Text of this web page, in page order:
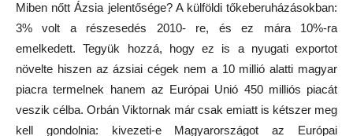
Miben nőtt Ázsia jelentősége? A külföldi tőkeberuházásokban:
3% volt a részesedés 2010- re, és ez mára 10%-ra
emelkedett. Tegyük hozzá, hogy ez is a nyugati exportot
növelte hiszen az ázsiai cégek nem a 10 millió alatti magyar
piacra termelnek hanem az Európai Unió 450 milliós piacát
veszik célba. Orbán Viktornak már csak emiatt is kétszer meg
kell gondolnia: kivezeti-e Magyarországot az Európai